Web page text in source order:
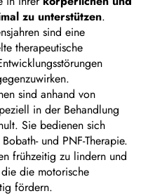
zu unterstützen.
sind eine
therapeutische
sind anhand von
in der Behandlung
Sie bedienen sich
und PNF-Therapie.
frühzeitig zu lindern und
die motorische
fördern.